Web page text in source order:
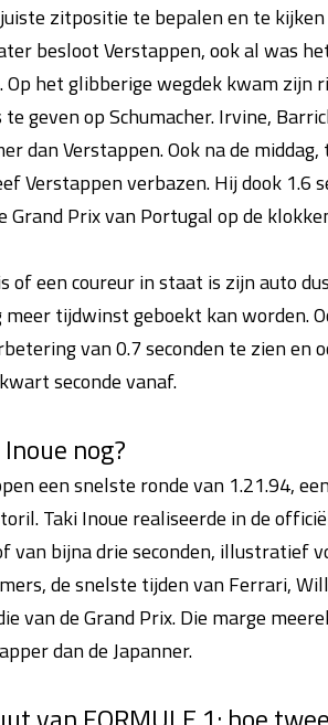
zitpositie te bepalen en te
besloot Verstappen, ook al was
Op het glibberige wegdek kwam
geven op Schumacher. Irvine,
dan Verstappen. Ook na de
Verstappen verbazen. Hij dook 1.6
Grand Prix van Portugal op de
een coureur in staat is zijn auto
tijdwinst geboekt kan worden.
van 0.7 seconden te zien en
seconde vanaf.
nog?
een snelste ronde van 1.21.94,
Taki Inoue realiseerde in de
van bijna drie seconden, illustratief
de snelste tijden van Ferrari,
van de Grand Prix. Die marge
dan de Japanner.